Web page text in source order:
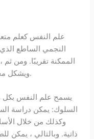
النجمي الساطع
الممكنة تقريبًا. ومن ثم
ويشكل مجالات ناشئة مختلفة متعددة التخصصات.
السلوك: يمكن دراسة
وكذلك من خلال
ذاتية. وبالتالي ، يمكن